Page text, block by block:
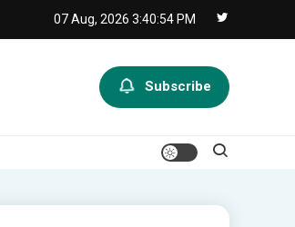
07 Aug, 2026 3:40:54 PM
Subscribe